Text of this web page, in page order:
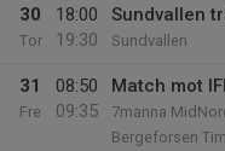
30
Tor
18:00
19:30
Sundvallen
Sundvallen
31
Fre
08:50
09:35
Match mot
7manna
Bergeforsen